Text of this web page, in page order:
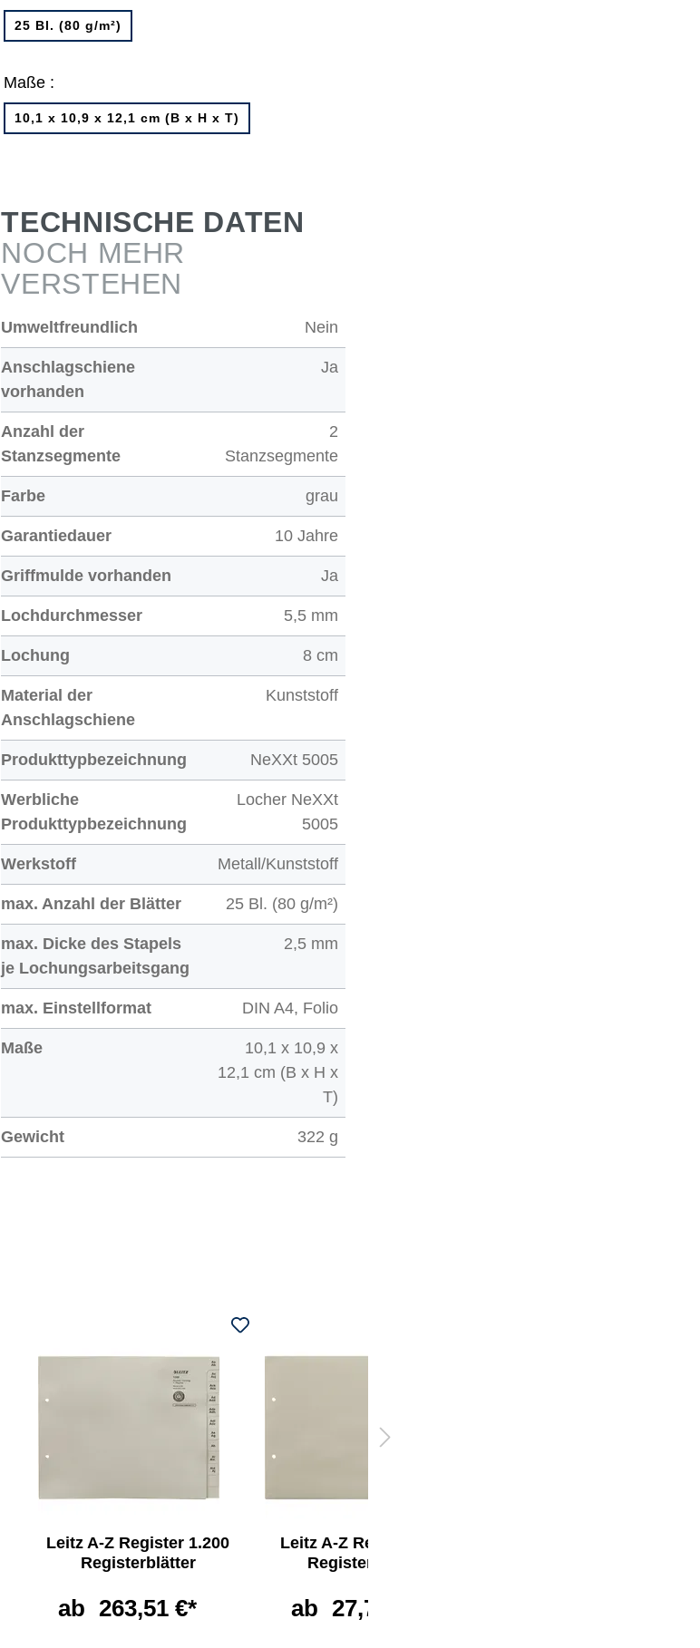
25 Bl. (80 g/m²)
Maße :
10,1 x 10,9 x 12,1 cm (B x H x T)
TECHNISCHE DATEN
NOCH MEHR
VERSTEHEN
Umweltfreundlich Nein
Anschlagschiene
vorhanden
Ja
Anzahl der
Stanzsegmente
2
Stanzsegmente
Farbe grau
Garantiedauer 10 Jahre
Griffmulde vorhanden Ja
Lochdurchmesser 5,5 mm
Lochung 8 cm
Material der
Anschlagschiene
Kunststoff
Produkttypbezeichnung NeXXt 5005
Werbliche
Produkttypbezeichnung
Locher NeXXt
5005
Werkstoff Metall/Kunststoff
max. Anzahl der Blätter 25 Bl. (80 g/m²)
max. Dicke des Stapels
je Lochungsarbeitsgang
2,5 mm
max. Einstellformat DIN A4, Folio
Maße
10,1 x 10,9 x
12,1 cm (B x H x
T)
Gewicht 322 g
Leitz A-Z Register 1.200
Registerblätter
ab 263,51 €*
Leitz A-Z Register 120
Registerblätter
ab 27,77 €*